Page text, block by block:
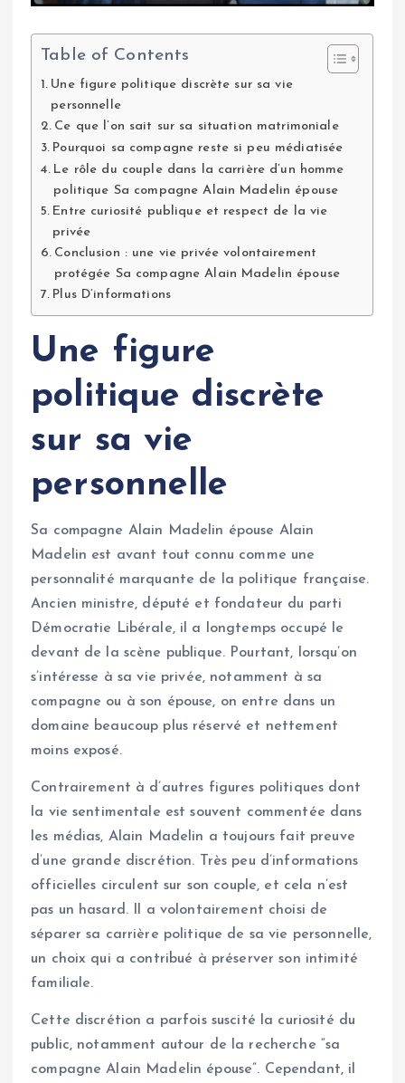
Table of Contents
Une figure politique discrète sur sa vie
personnelle
Ce que l’on sait sur sa situation matrimoniale
Pourquoi sa compagne reste si peu médiatisée
Le rôle du couple dans la carrière d’un homme
politique Sa compagne Alain Madelin épouse
Entre curiosité publique et respect de la vie
privée
Conclusion : une vie privée volontairement
protégée Sa compagne Alain Madelin épouse
Plus D’informations
Une figure
politique discrète
sur sa vie
personnelle
Sa compagne Alain Madelin épouse Alain
Madelin est avant tout connu comme une
personnalité marquante de la politique française.
Ancien ministre, député et fondateur du parti
Démocratie Libérale, il a longtemps occupé le
devant de la scène publique. Pourtant, lorsqu’on
s’intéresse à sa vie privée, notamment à sa
compagne ou à son épouse, on entre dans un
domaine beaucoup plus réservé et nettement
moins exposé.
Contrairement à d’autres figures politiques dont
la vie sentimentale est souvent commentée dans
les médias, Alain Madelin a toujours fait preuve
d’une grande discrétion. Très peu d’informations
officielles circulent sur son couple, et cela n’est
pas un hasard. Il a volontairement choisi de
séparer sa carrière politique de sa vie personnelle,
un choix qui a contribué à préserver son intimité
familiale.
Cette discrétion a parfois suscité la curiosité du
public, notamment autour de la recherche “sa
compagne Alain Madelin épouse”. Cependant, il